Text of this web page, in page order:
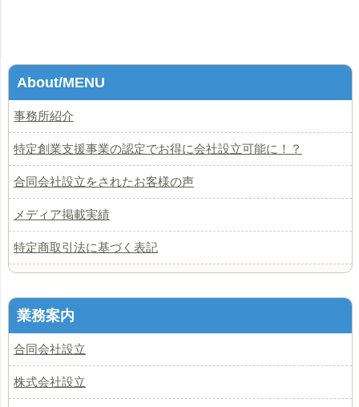
About/MENU
事務所紹介
特定創業支援事業の認定でお得に会社設立可能に！？
合同会社設立をされたお客様の声
メディア掲載実績
特定商取引法に基づく表記
業務案内
合同会社設立
株式会社設立